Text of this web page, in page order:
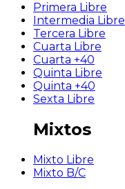
Primera Libre
Intermedia Libre
Tercera Libre
Cuarta Libre
Cuarta +40
Quinta Libre
Quinta +40
Sexta Libre
Mixtos
Mixto Libre
Mixto B/C